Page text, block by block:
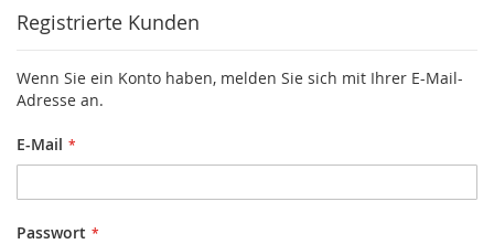
Registrierte Kunden
Wenn Sie ein Konto haben, melden Sie sich mit Ihrer E-Mail-
Adresse an.
E-Mail
Passwort